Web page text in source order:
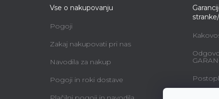
Vse o nakupovanju
Pogoji
Zakaj nakupovati pri nas
Navodila za nakup
Pogoji in roki dostave